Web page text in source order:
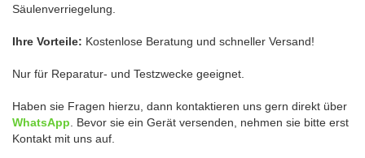
Säulenverriegelung.
Ihre Vorteile: Kostenlose Beratung und schneller Versand!
Nur für Reparatur- und Testzwecke geeignet.
Haben sie Fragen hierzu, dann kontaktieren uns gern direkt über
WhatsApp
Bevor sie ein Gerät versenden, nehmen sie bitte erst
Kontakt mit uns auf.